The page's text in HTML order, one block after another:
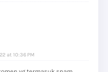
at 10:36 PM